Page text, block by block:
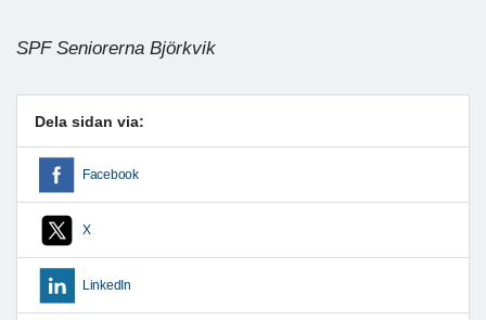
SPF Seniorerna Björkvik
Dela sidan via:
Facebook
X
LinkedIn